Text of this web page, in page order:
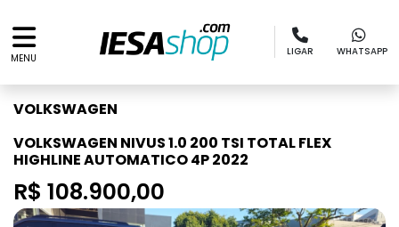
MENU
LIGAR WHATSAPP
VOLKSWAGEN
VOLKSWAGEN NIVUS 1.0 200 TSI TOTAL FLEX
HIGHLINE AUTOMATICO 4P 2022
R$ 108.900,00